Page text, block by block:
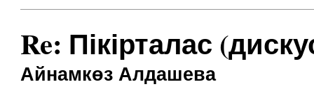
Re: Пікірталас
Айнамкөз Алдашева